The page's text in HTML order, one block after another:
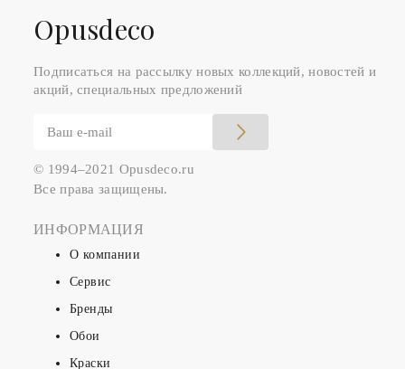
Оpusdeco
Подписаться на рассылку новых коллекций, новостей и
акций, специальных предложений
© 1994–2021 Opusdeco.ru
Все права защищены.
ИНФОРМАЦИЯ
О компании
Сервис
Бренды
Обои
Краски